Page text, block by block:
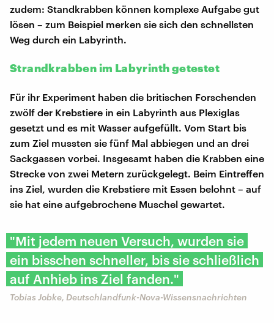
zudem: Standkrabben können komplexe Aufgabe gut
lösen – zum Beispiel merken sie sich den schnellsten
Weg durch ein Labyrinth.
Strandkrabben im Labyrinth getestet
Für ihr Experiment haben die britischen Forschenden
zwölf der Krebstiere in ein Labyrinth aus Plexiglas
gesetzt und es mit Wasser aufgefüllt. Vom Start bis
zum Ziel mussten sie fünf Mal abbiegen und an drei
Sackgassen vorbei. Insgesamt haben die Krabben eine
Strecke von zwei Metern zurückgelegt. Beim Eintreffen
ins Ziel, wurden die Krebstiere mit Essen belohnt – auf
sie hat eine aufgebrochene Muschel gewartet.
"Mit jedem neuen Versuch, wurden sie
ein bisschen schneller, bis sie schließlich
auf Anhieb ins Ziel fanden."
Tobias Jobke, Deutschlandfunk-Nova-Wissensnachrichten